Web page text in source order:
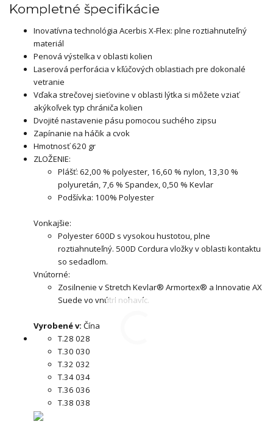
Kompletné špecifikácie
Inovatívna technológia Acerbis X-Flex: plne roztiahnuteľný
materiál
Penová výstelka v oblasti kolien
Laserová perforácia v kľúčových oblastiach pre dokonalé
vetranie
Vďaka strečovej sieťovine v oblasti lýtka si môžete vziať
akýkoľvek typ chrániča kolien
Dvojité nastavenie pásu pomocou suchého zipsu
Zapínanie na háčik a cvok
Hmotnosť 620 gr
ZLOŽENIE:
Plášť: 62,00 % polyester, 16,60 % nylon, 13,30 %
polyuretán, 7,6 % Spandex, 0,50 % Kevlar
Podšívka: 100% Polyester
Vonkajšie:
Polyester 600D s vysokou hustotou, plne
roztiahnuteľný. 500D Cordura vložky v oblasti kontaktu
so sedadlom.
Vnútorné:
Zosilnenie v Stretch Kevlar® Armortex® a Innovatie AX
Suede vo vnútri nohavíc.
Vyrobené v: Čína
T.28 028
T.30 030
T.32 032
T.34 034
T.36 036
T.38 038